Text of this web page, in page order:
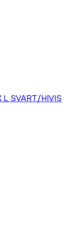
L SVART/HIVIS